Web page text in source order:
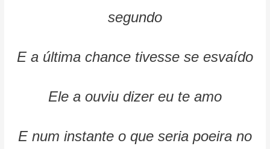
segundo
E a última chance tivesse se esvaído
Ele a ouviu dizer eu te amo
E num instante o que seria poeira no